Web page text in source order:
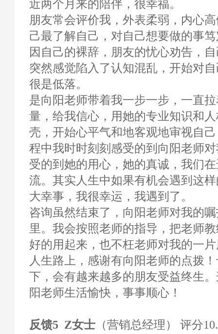
近两个月来的陪伴，很幸福。
朋友常会评价我，外表柔弱，内心
己最了解自己，对自己想要做的事
因自己的裸辞，朋友的忧心劝告，
突然感觉陷入了认知混乱，开始对
很是低落。
是向阳老师带着我一步一步，一直
量，给我信心，用她的专业知识和
壳，开始心平气和地客观地审视自
程中我时时刻刻感受的到向阳老师
受的到她的用心，她的真诚，我们
流。其实人生中如果有机会遇到这
大幸事，我很幸运，我遇到了。
咨询虽然结束了，向阳老师对我的
里。我会按照老师的指导，把老师
好的用起来，也不枉老师对我的一
人生路上，感谢有向阳老师的点拨
下，会有越来越多的朋友受益终生
阳老师生活愉快，事事顺心！
反馈5 Z女士 （营销总经理） 评分